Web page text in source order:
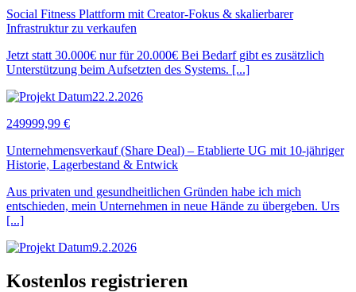
Social Fitness Plattform mit Creator-Fokus & skalierbarer
Infrastruktur zu verkaufen
Jetzt statt 30.000€ nur für 20.000€ Bei Bedarf gibt es zusätzlich
Unterstützung beim Aufsetzten des Systems. [...]
22.2.2026
249999,99 €
Unternehmensverkauf (Share Deal) – Etablierte UG mit 10-jähriger
Historie, Lagerbestand & Entwick
Aus privaten und gesundheitlichen Gründen habe ich mich
entschieden, mein Unternehmen in neue Hände zu übergeben. Urs
[...]
9.2.2026
Kostenlos registrieren